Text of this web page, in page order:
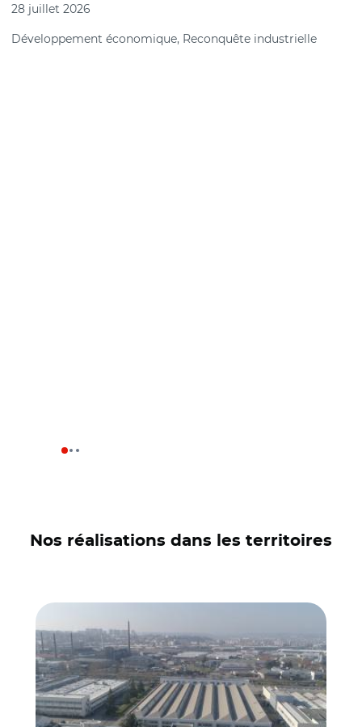
28 juillet 2026
Développement économique, Reconquête industrielle
Nos réalisations dans les territoires